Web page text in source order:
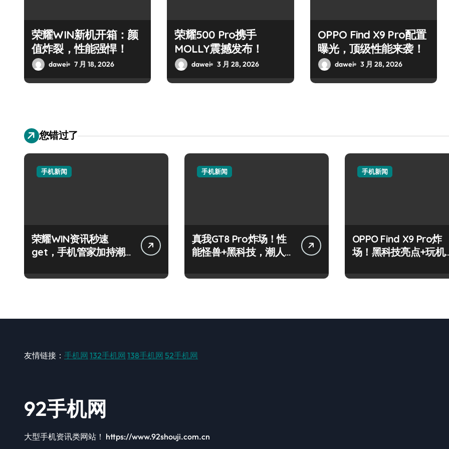
荣耀WIN新机开箱：颜
值炸裂，性能强悍！
dawei 7 月 18, 2026
荣耀500 Pro携手
MOLLY震撼发布！
dawei 3 月 28, 2026
OPPO Find X9 Pro配置
曝光，顶级性能来袭！
dawei 3 月 28, 2026
您错过了
手机新闻
荣耀WIN资讯秒速
get，手机管家加持潮
手机新闻
真我GT8 Pro炸场！性
能怪兽+黑科技，潮人
手机新闻
OPPO Find X9 Pro炸
场！黑科技亮点+玩机
友情链接： 手机网 132手机网 138手机网 52手机网
92手机网
大型手机资讯类网站！ https://www.92shouji.com.cn